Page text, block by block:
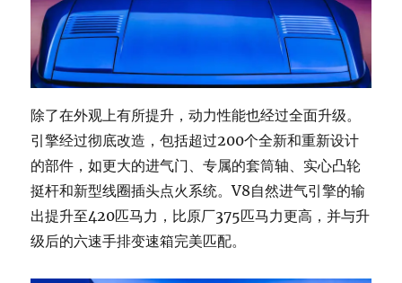
除了在外观上有所提升，动力性能也经过全面升级。
引擎经过彻底改造，包括超过200个全新和重新设计
的部件，如更大的进气门、专属的套筒轴、实心凸轮
挺杆和新型线圈插头点火系统。V8自然进气引擎的输
出提升至420匹马力，比原厂375匹马力更高，并与升
级后的六速手排变速箱完美匹配。